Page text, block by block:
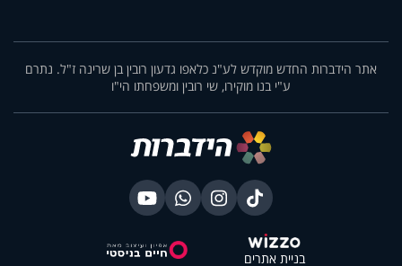
אתר הידברות החדש מוקדש לע"נ כלאפו גדעון רובין בן שרינה ז"ל. נתרם
ע"י בנו מוקירו, שי רובין ומשפחתו הי"ו
בניית אתרים